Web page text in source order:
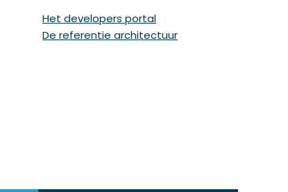
Het developers portal(Opent in een nieuw
De referentie architectuur(Opent in een nieuw